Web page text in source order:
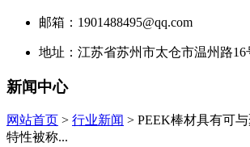
邮箱：1901488495@qq.com
地址：江苏省苏州市太仓市温州路16
新闻中心
网站首页 > 行业新闻 > PEEK棒材具有可
特性被称...